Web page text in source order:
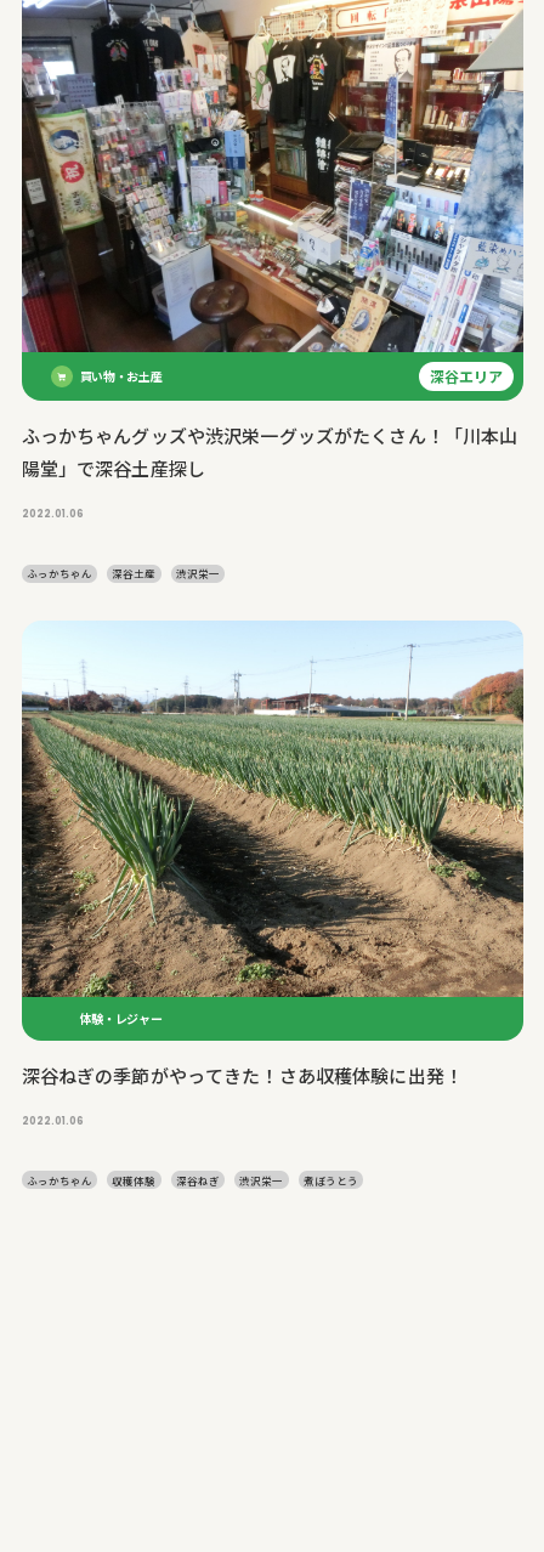
買い物・お土産 深谷エリア
ふっかちゃんグッズや渋沢栄一グッズがたくさん！「川本山
陽堂」で深谷土産探し
2022.01.06
ふっかちゃん 深谷土産 渋沢栄一
体験・レジャー
深谷ねぎの季節がやってきた！さあ収穫体験に出発！
2022.01.06
ふっかちゃん 収穫体験 深谷ねぎ 渋沢栄一 煮ぼうとう